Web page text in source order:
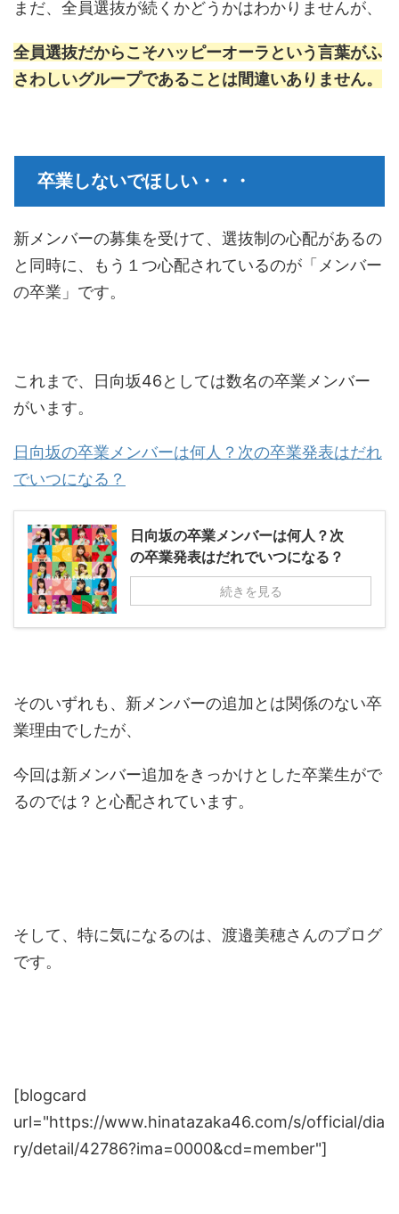
まだ、全員選抜が続くかどうかはわかりませんが、
全員選抜だからこそハッピーオーラという言葉がふ
さわしいグループであることは間違いありません。
卒業しないでほしい・・・
新メンバーの募集を受けて、選抜制の心配があるの
と同時に、もう１つ心配されているのが「メンバー
の卒業」です。
これまで、日向坂46としては数名の卒業メンバー
がいます。
日向坂の卒業メンバーは何人？次の卒業発表はだれ
でいつになる？
日向坂の卒業メンバーは何人？次
の卒業発表はだれでいつになる？
続きを見る
そのいずれも、新メンバーの追加とは関係のない卒
業理由でしたが、
今回は新メンバー追加をきっかけとした卒業生がで
るのでは？と心配されています。
そして、特に気になるのは、渡邉美穂さんのブログ
です。
[blogcard
url="https://www.hinatazaka46.com/s/official/dia
ry/detail/42786?ima=0000&cd=member"]